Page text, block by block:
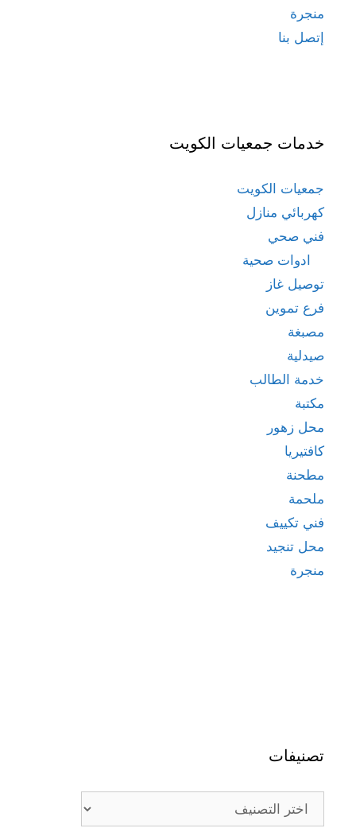
منجرة
إتصل بنا
خدمات جمعيات الكويت
جمعيات الكويت
كهربائي منازل
فني صحي
ادوات صحية
توصيل غاز
فرع تموين
مصبغة
صيدلية
خدمة الطالب
مكتبة
محل زهور
كافتيريا
مطحنة
ملحمة
فني تكييف
محل تنجيد
منجرة
تصنيفات
تصنيفات